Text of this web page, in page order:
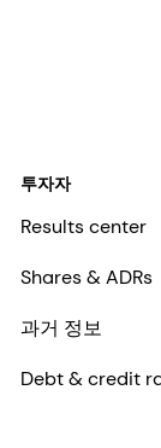
투자자
Results center
Shares & ADRs
과거 정보
Debt & credit